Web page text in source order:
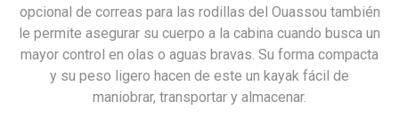
opcional de correas para las rodillas del Ouassou también
le permite asegurar su cuerpo a la cabina cuando busca un
mayor control en olas o aguas bravas. Su forma compacta
y su peso ligero hacen de este un kayak fácil de
maniobrar, transportar y almacenar.